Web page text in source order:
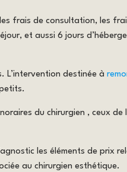
frais de consultation, les
et aussi 6 jours
L’intervention destinée à
du chirurgien , ceux
les éléments de prix
au chirurgien esthétique.